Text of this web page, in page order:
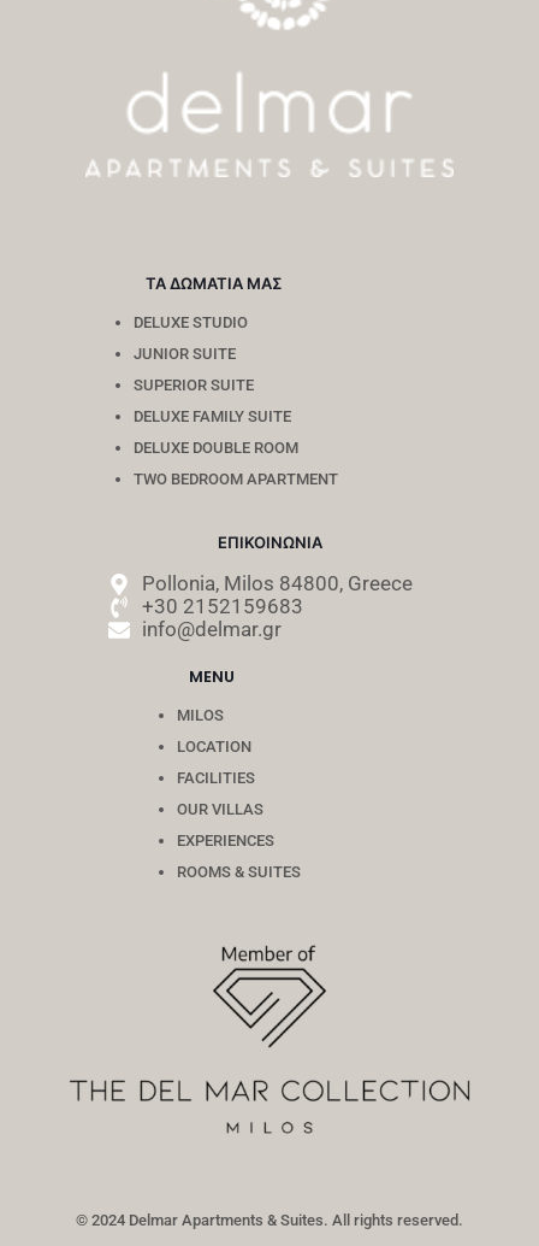
ΤΑ ΔΩΜΑΤΙΑ ΜΑΣ
DELUXE STUDIO
JUNIOR SUITE
SUPERIOR SUITE
DELUXE FAMILY SUITE
DELUXE DOUBLE ROOM
TWO BEDROOM APARTMENT
ΕΠΙΚΟΙΝΩΝΙΑ
Pollonia, Milos 84800, Greece
+30 2152159683
info@delmar.gr
MENU
MILOS
LOCATION
FACILITIES
OUR VILLAS
EXPERIENCES
ROOMS & SUITES
© 2024 Delmar Apartments & Suites. All rights reserved.